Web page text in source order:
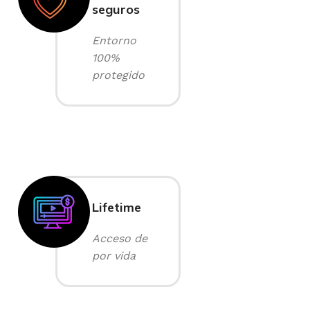
seguros
Entorno
100%
protegido
Lifetime
Acceso de
por vida